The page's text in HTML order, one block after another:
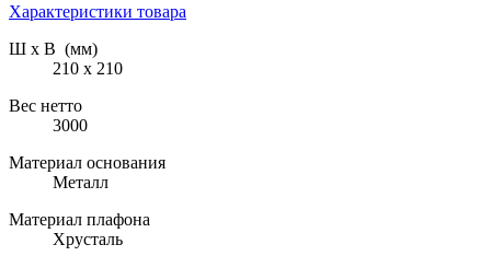
Характеристики товара
Ш х В (мм)
210 х 210
Вес нетто
3000
Материал основания
Металл
Материал плафона
Хрусталь